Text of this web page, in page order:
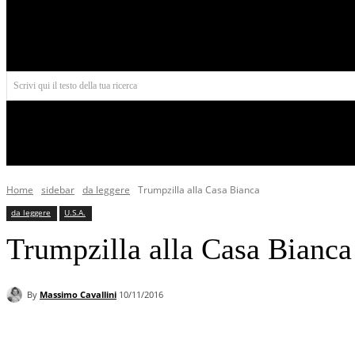
Scrivi qui il testo della tua ricerca
Home sidebar da leggere Trumpzilla alla Casa Bianca
da leggere U.S.A.
Trumpzilla alla Casa Bianca
By Massimo Cavallini 10/11/2016